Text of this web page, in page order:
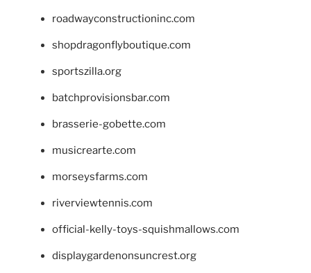
roadwayconstructioninc.com
shopdragonflyboutique.com
sportszilla.org
batchprovisionsbar.com
brasserie-gobette.com
musicrearte.com
morseysfarms.com
riverviewtennis.com
official-kelly-toys-squishmallows.com
displaygardenonsuncrest.org